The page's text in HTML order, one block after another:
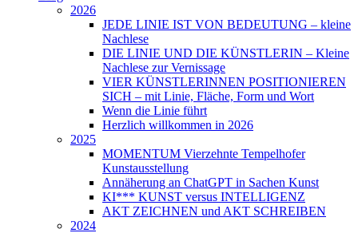
2026
JEDE LINIE IST VON BEDEUTUNG – kleine
Nachlese
DIE LINIE UND DIE KÜNSTLERIN – Kleine
Nachlese zur Vernissage
VIER KÜNSTLERINNEN POSITIONIEREN
SICH – mit Linie, Fläche, Form und Wort
Wenn die Linie führt
Herzlich willkommen in 2026
2025
MOMENTUM Vierzehnte Tempelhofer
Kunstausstellung
Annäherung an ChatGPT in Sachen Kunst
KI*** KUNST versus INTELLIGENZ
AKT ZEICHNEN und AKT SCHREIBEN
2024